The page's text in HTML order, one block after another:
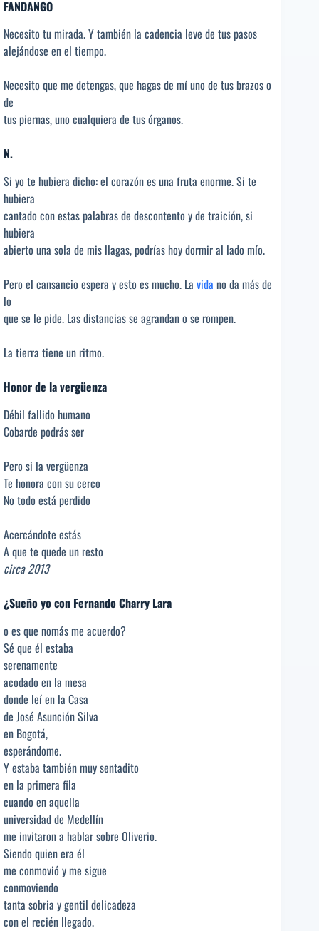
FANDANGO
Necesito tu mirada. Y también la cadencia leve de tus pasos
alejándose en el tiempo.
Necesito que me detengas, que hagas de mí uno de tus brazos o
de
tus piernas, uno cualquiera de tus órganos.
N.
Si yo te hubiera dicho: el corazón es una fruta enorme. Si te
hubiera
cantado con estas palabras de descontento y de traición, si
hubiera
abierto una sola de mis llagas, podrías hoy dormir al lado mío.
Pero el cansancio espera y esto es mucho. La vida no da más de
lo
que se le pide. Las distancias se agrandan o se rompen.
La tierra tiene un ritmo.
Honor de la vergüenza
Débil fallido humano
Cobarde podrás ser
Pero si la vergüenza
Te honora con su cerco
No todo está perdido
Acercándote estás
A que te quede un resto
circa 2013
¿Sueño yo con Fernando Charry Lara
o es que nomás me acuerdo?
Sé que él estaba
serenamente
acodado en la mesa
donde leí en la Casa
de José Asunción Silva
en Bogotá,
esperándome.
Y estaba también muy sentadito
en la primera fila
cuando en aquella
universidad de Medellín
me invitaron a hablar sobre Oliverio.
Siendo quien era él
me conmovió y me sigue
conmoviendo
tanta sobria y gentil delicadeza
con el recién llegado.